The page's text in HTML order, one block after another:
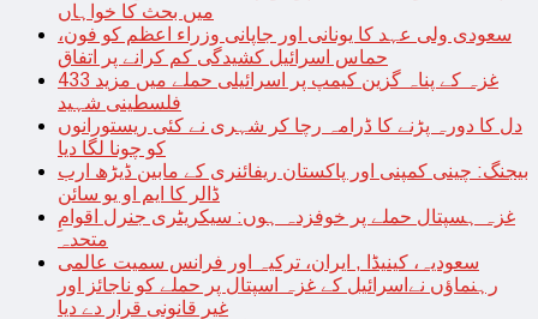
میں بحث کا خواہاں
سعودی ولی عہد کا یونانی اور جاپانی وزراء اعظم کو فون،
حماس اسرائیل کشیدگی کم کرانے پر اتفاق
غزہ کے پناہ گزین کیمپ پر اسرائیلی حملے میں مزید 433
فلسطینی شہید
دل کا دورہ پڑنے کا ڈرامہ رچا کر شہری نے کئی ریستورانوں
کو چونا لگا دیا
بیجنگ: چینی کمپنی اور پاکستان ریفائنری کے مابین ڈیڑھ ارب
ڈالر کا ایم او یو سائن
غزہ ہسپتال حملے پر خوفزدہ ہوں: سیکریٹری جنرل اقوامِ
متحدہ
سعودیہ، کینیڈا , ایران، ترکیہ اور فرانس سمیت عالمی
رہنماؤں نےاسرائیل کے غزہ اسپتال پر حملے کو ناجائز اور
غیر قانونی قرار دے دیا